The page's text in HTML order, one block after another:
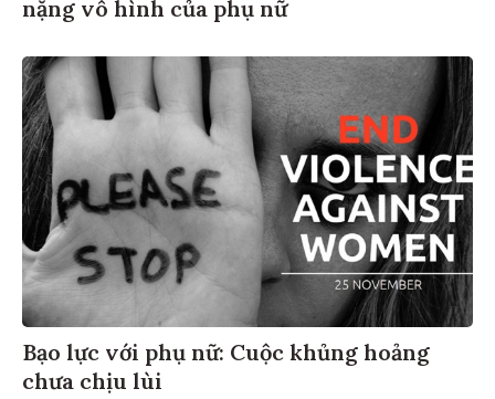
nặng vô hình của phụ nữ
Bạo lực với phụ nữ: Cuộc khủng hoảng
chưa chịu lùi